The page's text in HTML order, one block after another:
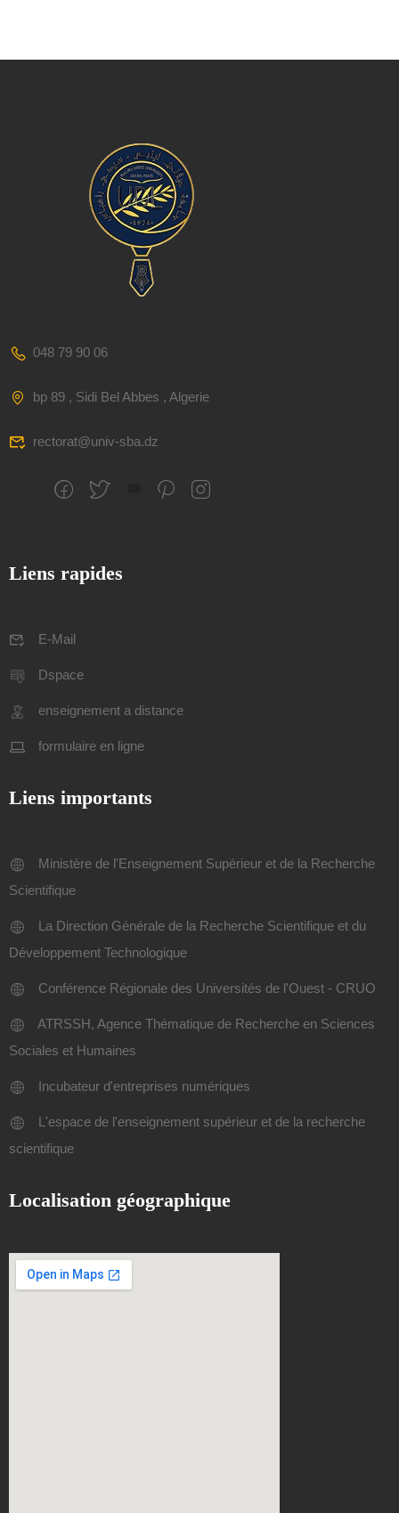
048 79 90 06
bp 89 , Sidi Bel Abbes , Algerie
rectorat@univ-sba.dz
Liens rapides
E-Mail
Dspace
enseignement a distance
formulaire en ligne
Liens importants
Ministère de l'Enseignement Supérieur et de la Recherche
Scientifique
La Direction Générale de la Recherche Scientifique et du
Développement Technologique
Conférence Régionale des Universités de l'Ouest - CRUO
ATRSSH, Agence Thématique de Recherche en Sciences
Sociales et Humaines
Incubateur d'entreprises numériques
L'espace de l'enseignement supérieur et de la recherche
scientifique
Localisation géographique